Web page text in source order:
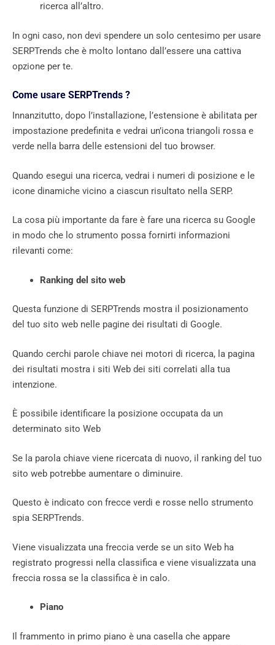
ricerca all’altro.
In ogni caso, non devi spendere un solo centesimo per usare
SERPTrends che è molto lontano dall’essere una cattiva
opzione per te.
Come usare SERPTrends ?
Innanzitutto, dopo l’installazione, l’estensione è abilitata per
impostazione predefinita e vedrai un’icona triangoli rossa e
verde nella barra delle estensioni del tuo browser.
Quando esegui una ricerca, vedrai i numeri di posizione e le
icone dinamiche vicino a ciascun risultato nella SERP.
La cosa più importante da fare è fare una ricerca su Google
in modo che lo strumento possa fornirti informazioni
rilevanti come:
Ranking del sito web
Questa funzione di SERPTrends mostra il posizionamento
del tuo sito web nelle pagine dei risultati di Google.
Quando cerchi parole chiave nei motori di ricerca, la pagina
dei risultati mostra i siti Web dei siti correlati alla tua
intenzione.
È possibile identificare la posizione occupata da un
determinato sito Web
Se la parola chiave viene ricercata di nuovo, il ranking del tuo
sito web potrebbe aumentare o diminuire.
Questo è indicato con frecce verdi e rosse nello strumento
spia SERPTrends.
Viene visualizzata una freccia verde se un sito Web ha
registrato progressi nella classifica e viene visualizzata una
freccia rossa se la classifica è in calo.
Piano
Il frammento in primo piano è una casella che appare